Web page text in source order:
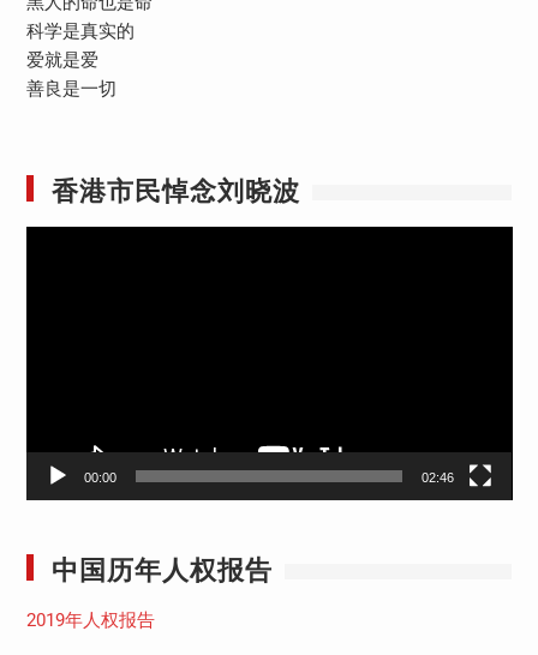
科学是真实的
爱就是爱
善良是一切
香港市民悼念刘晓波
00:00 02:46
中国历年人权报告
2019年人权报告